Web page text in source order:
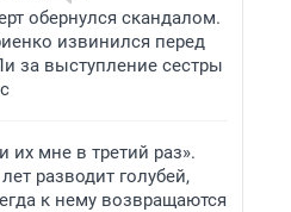
обернулся скандалом.
извинился перед
за выступление сестры
их мне в третий раз».
разводит голубей,
к нему возвращаются